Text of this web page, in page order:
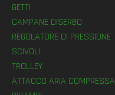
GETTI
CAMPANE DISERBO
REGOLATORE DI PRESSIONE
SCIVOLI
TROLLEY
ATTACCO ARIA COMPRESSA